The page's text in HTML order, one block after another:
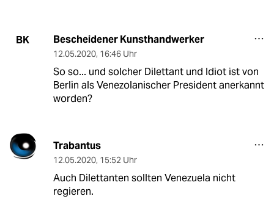
BK Bescheidener Kunsthandwerker
12.05.2020, 16:46 Uhr
So so... und solcher Dilettant und Idiot ist von
Berlin als Venezolanischer President anerkannt
worden?
Trabantus
12.05.2020, 15:52 Uhr
Auch Dilettanten sollten Venezuela nicht
regieren.